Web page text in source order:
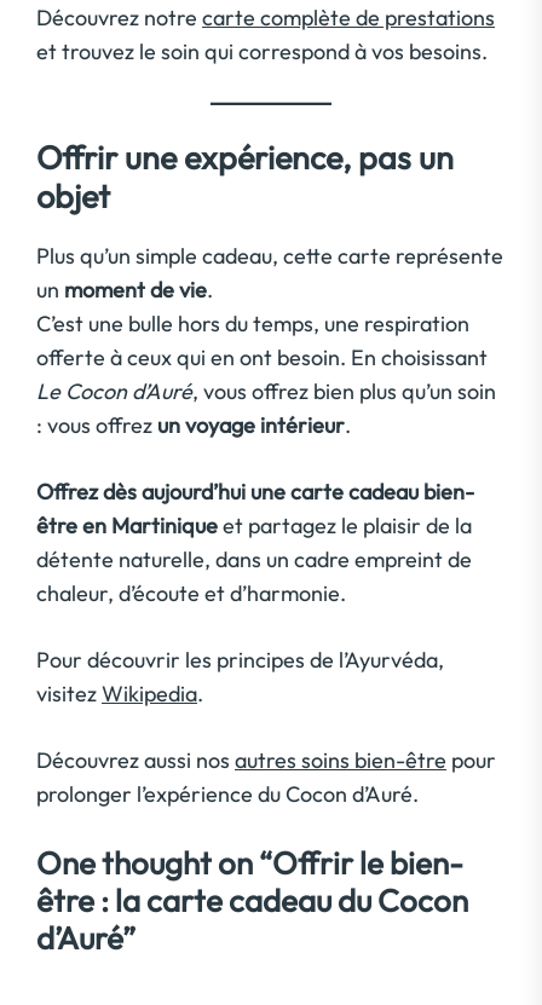
Découvrez notre carte complète de prestations
et trouvez le soin qui correspond à vos besoins.
Offrir une expérience, pas un
objet
Plus qu’un simple cadeau, cette carte représente
un moment de vie.
C’est une bulle hors du temps, une respiration
offerte à ceux qui en ont besoin. En choisissant
Le Cocon d’Auré, vous offrez bien plus qu’un soin
: vous offrez un voyage intérieur.
Offrez dès aujourd’hui une carte cadeau bien-
être en Martiniqueet partagez le plaisir de la
détente naturelle, dans un cadre empreint de
chaleur, d’écoute et d’harmonie.
Pour découvrir les principes de l’Ayurvéda,
visitezWikipedia.
Découvrez aussi nos autres soins bien-être pour
prolonger l’expérience du Cocon d’Auré.
One thought on “Offrir le bien-
être : la carte cadeau du Cocon
d’Auré”